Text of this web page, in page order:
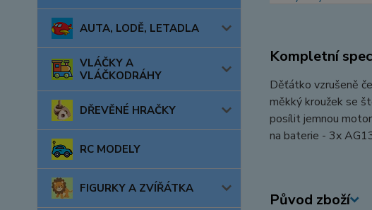
AUTA, LODĚ, LETADLA
VLÁČKY A
VLÁČKODRÁHY
DŘEVĚNÉ HRAČKY
RC MODELY
FIGURKY A ZVÍŘÁTKA
Kompletní
Děťátko vzrušeně
měkký kroužek se
posílit jemnou
na baterie - 3x
Původ zboží